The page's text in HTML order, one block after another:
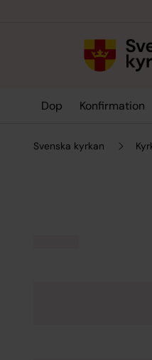
Dop Konfirmation
Svenska kyrkan